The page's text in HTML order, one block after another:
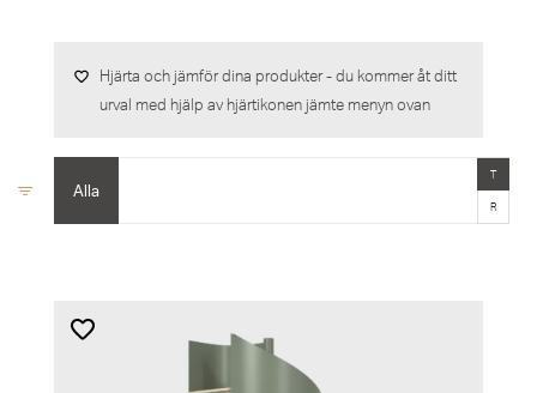
Hjärta och jämför dina produkter - du kommer åt ditt
urval med hjälp av hjärtikonen jämte menyn ovan
Alla
T
R